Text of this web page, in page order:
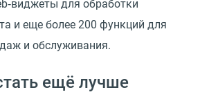
для обработки
и еще более 200 функций для
и обслуживания.
ещё лучше